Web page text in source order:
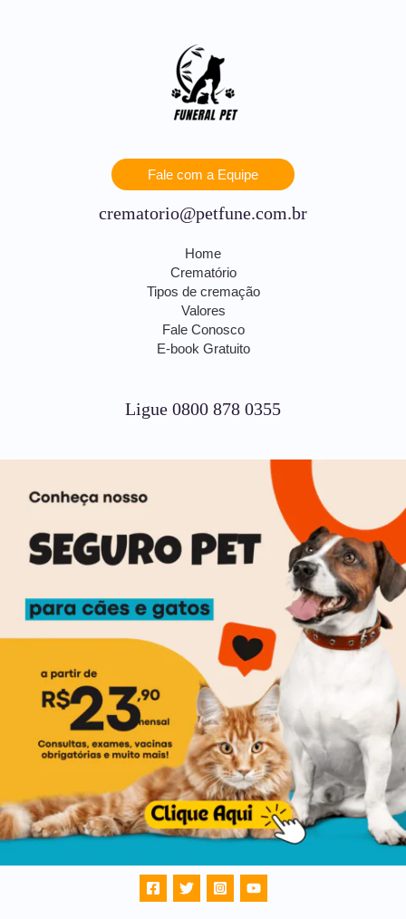
Fale com a Equipe
crematorio@petfune.com.br
Home
Crematório
Tipos de cremação
Valores
Fale Conosco
E-book Gratuito
Ligue 0800 878 0355